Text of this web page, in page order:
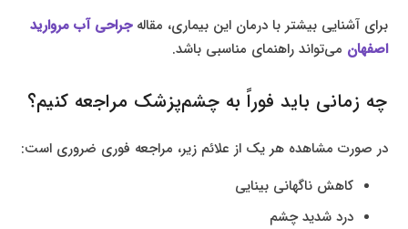
برای آشنایی بیشتر با درمان این بیماری، مقالهجراحی آب مروارید
اصفهان می‌تواند راهنمای مناسبی باشد.
چه زمانی باید فوراً به چشم‌پزشک مراجعه کنیم؟
در صورت مشاهده هر یک از علائم زیر، مراجعه فوری ضروری است:
کاهش ناگهانی بینایی
درد شدید چشم